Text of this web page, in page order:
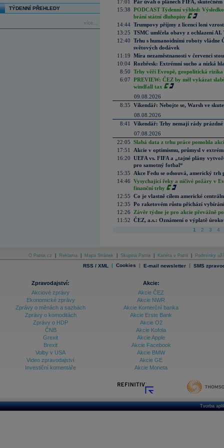
TÝDENNÍ PŘEHLEDY
více...
17:01
Pár úvah o plánech FIFA,
15:38 PODCAST Týdenní výhled:
brání státní dluhopisy
14:44 Trumpovy příjmy z licencí loni
13:25 TSMC umlčela obavy z ochlazení
12:40 Trhu s humanoidními roboty vládne
světových dodávek
11:19 Míra nezaměstnanosti v červenci
10:04 Rozbřesk: Extrémní sucho a nízká
8:50 Trhy věří Evropě, geopolitická rizika
6:07 PREVIEW: ČEZ by měl vykázat
windfall tax
09.08.2026
8:35 Víkendář: Nebojte se, Warsh ve
08.08.2026
8:41
Víkendář: Trhy nemají rády prázdné
07.08.2026
22:05 Slabá data z trhu práce pomohla
17:51
Akcie v optimismu, průmysl v
16:20 UEFA vs. FIFA a „tajné plány
pro samotný fotbal“
15:35
Akce Fedu se odsouvá, americký
14:46 Vysychající řeky a ničivé požáry v
finanční trhy
12:55 Co je vlastně cílem americké
12:35 Po raketovém růstu přichází
12:26
Závěr týdne je pro akcie převážně
11:52 ČEZ, a.s.: Oznámení o výplatě
1 2 3 4
O Patria.cz Reklama Mapa Stránek Skupina Patria Kariéra v Patrii Podmínky
RSS / XML | Cookies | E-mail newsletter | SMS
Zpravodajství:
Akciové zprávy
Ekonomické zprávy
Zprávy o měnách a sazbách
Zprávy o komoditách
Zprávy o HDP
ČNB
Grexit
Brexit
Volby v USA
Video zpravodajství
Investiční komentáře
Akcie:
Akcie ČEZ
Akcie NWR
Akcie Komerční banka
Akcie Erste Bank
Akcie O2
Akcie Kofola
Akcie Apple
Akcie Facebook
Akcie BMW
Akcie GE
Akcie Moneta
Tvorba